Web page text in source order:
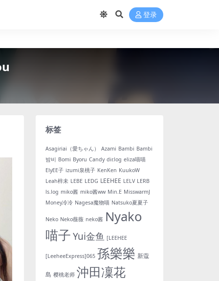
登录
标签
Asagiriai（愛ちゃん） Azami Bambi Bambi
밤비 Bomi Byoru Candy dir.log eliza喵喵
ElyEE子 izumi泉桃子 KenKen KuukoW
Leah梓未 LEBE LEDG LEEHEE LELV LERB
ls.log miko酱 miko酱ww Min.E MisswarmJ
Money冷冷 Nagesa魔物喵 Natsuko夏夏子
Neko Neko薇薇 neko酱 Nyako
喵子Yui金鱼 [LEEHEE
[LeeheeExpress]065 孫樂樂 新蔻
島 樱桃老师 沖田凜花